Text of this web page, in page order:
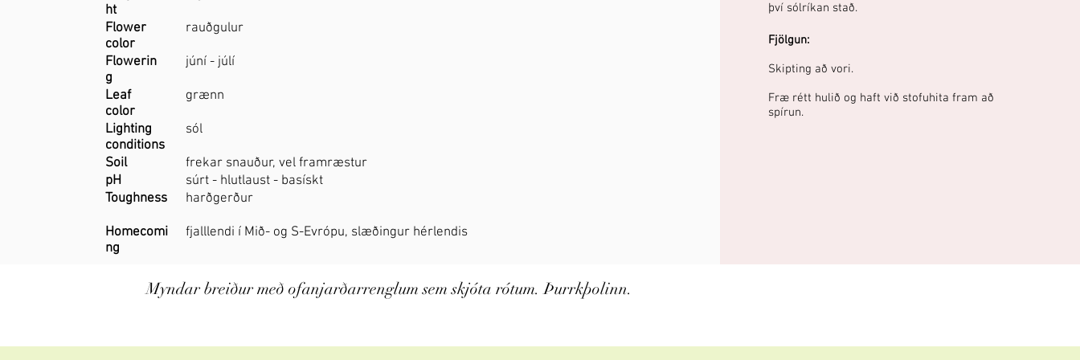
ht
Flower
color
rauðgulur
Flowerin
g
júní - júlí
Leaf
color
grænn
Lighting
conditions
sól
Soil
frekar snauður, vel framræstur
pH
súrt - hlutlaust - basískt
Toughness
harðgerður
Homecomi
ng
fjalllendi í Mið- og S-Evrópu, slæðingur hérlendis
því sólríkan stað.
Fjölgun:
Skipting að vori.
Fræ rétt hulið og haft við stofuhita fram að
spírun.
​Myndar breiður með ofanjarðarrenglum sem skjóta rótum. Þurrkþolinn.